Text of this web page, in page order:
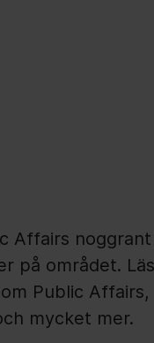
Affairs noggrant
på området. Läs
Public Affairs,
mycket mer.